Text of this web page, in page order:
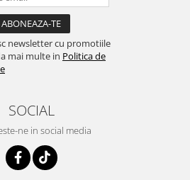
newsletter cu promotiile
mai multe in Politica de
SOCIAL
ne in social media